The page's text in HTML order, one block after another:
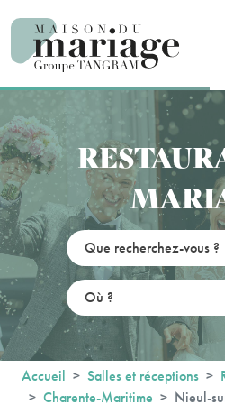
Accueil Salles et réceptions
Charente-Maritime
Nieul-